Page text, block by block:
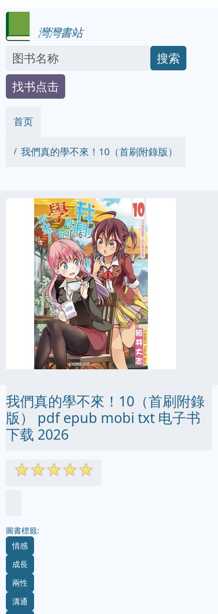
灣灣書站
搜索
找书点击
首页
我們真的學不來！10（首刷附錄版）
我們真的學不來！10（首刷附錄
版） pdf epub mobi txt 电子书
下载 2026
☆☆☆☆☆
圖書標籤:
情感
成長
兩性
溝通